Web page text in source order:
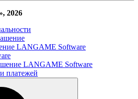
2026
LANGAME Software
LANGAME Software
платежей